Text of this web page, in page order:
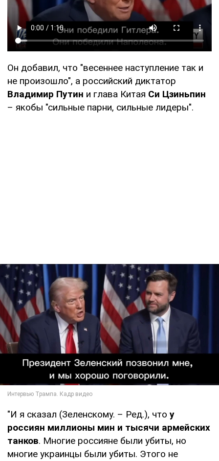
Он добавил, что "весеннее наступление так и
не произошло", а российский диктатор
Владимир Путин и глава Китая Си Цзиньпин
– якобы "сильные парни, сильные лидеры".
"И я сказал (Зеленскому. – Ред.), что у
россиян миллионы мин и тысячи армейских
танков. Многие россияне были убиты, но
многие украинцы были убиты. Этого не